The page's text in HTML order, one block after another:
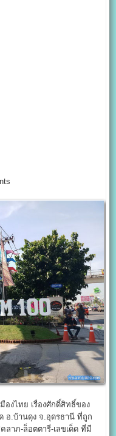
งไทย เรื่องศักดิ์สิทธิ์ของ
อ.บ้านดุง จ.อุดรธานี ที่ถูก
ลาภ-ล็อตตารี่-เลขเด็ด ที่มี